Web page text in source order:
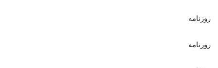
روزنامه
روزنامه